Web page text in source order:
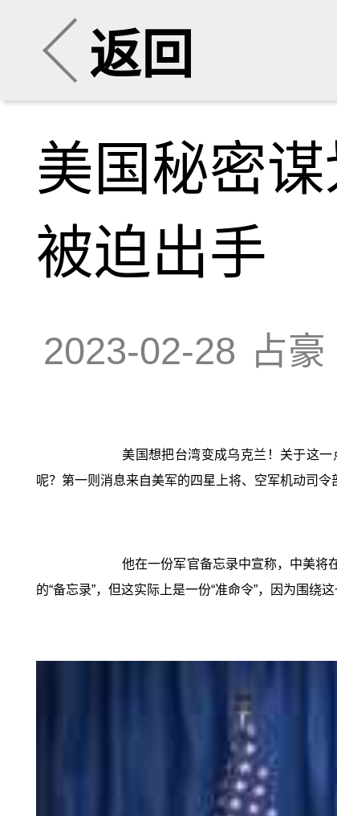
返回
美国秘密
被迫出手
2023-02-28 占豪
美国想把台湾变成乌克兰！关于这
呢？第一则消息来自美军的四星上将、空军机动司令
他在一份军官备忘录中宣称，中美将
的“备忘录”，但这实际上是一份“准命令”，因为围绕